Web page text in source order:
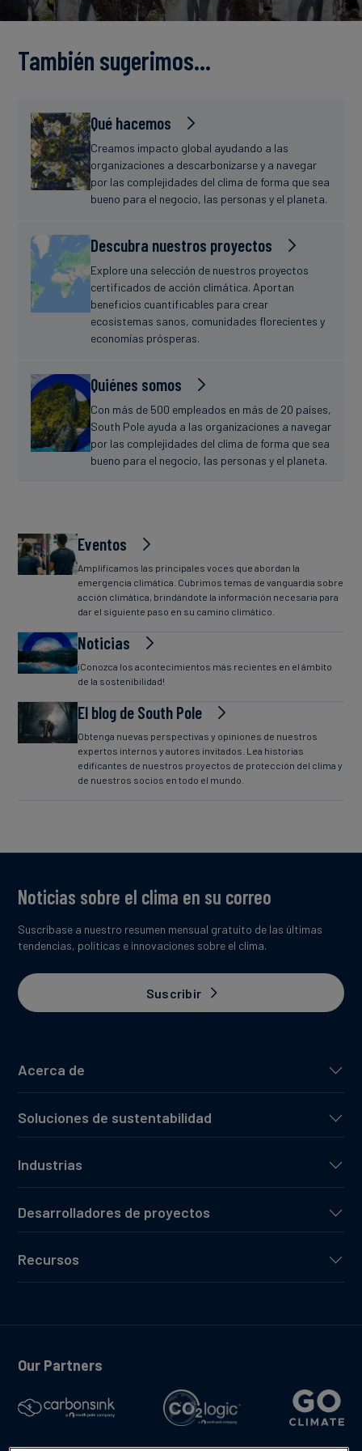
Finanzas
estudio
Noticias
También sugerimos…
Qué hacemos
Creamos impacto global ayudando a las
organizaciones a descarbonizarse y a navegar
por las complejidades del clima de forma que sea
bueno para el negocio, las personas y el planeta.
Descubra nuestros proyectos
Explore una selección de nuestros proyectos
certificados de acción climática. Aportan
beneficios cuantificables para crear
ecosistemas sanos, comunidades florecientes y
economías prósperas.
Quiénes somos
Con más de 500 empleados en más de 20 países,
South Pole ayuda a las organizaciones a navegar
por las complejidades del clima de forma que sea
bueno para el negocio, las personas y el planeta.
Eventos
Amplificamos las principales voces que abordan la
emergencia climática. Cubrimos temas de vanguardia sobre
acción climática, brindándote la información necesaria para
dar el siguiente paso en su camino climático.
Noticias
¡Conozca los acontecimientos más recientes en el ámbito
de la sostenibilidad!
El blog de South Pole
Obtenga nuevas perspectivas y opiniones de nuestros
expertos internos y autores invitados. Lea historias
edificantes de nuestros proyectos de protección del clima y
de nuestros socios en todo el mundo.
Acerca de
Soluciones de sustentabilidad
Industrias
Desarrolladores de proyectos
Recursos
Noticias sobre el clima en su correo
Suscríbase a nuestro resumen mensual gratuito de las últimas
tendencias, políticas e innovaciones sobre el clima.
Suscribir
Our Partners